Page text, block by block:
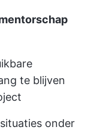
te blijven
onder